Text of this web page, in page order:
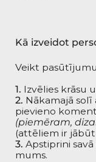
Kā izveidot
Veikt
1. Izvēlies krāsu
2. Nākamajā
pievieno
(piemēram,
(attēliem ir
3. Apstiprini
mums.